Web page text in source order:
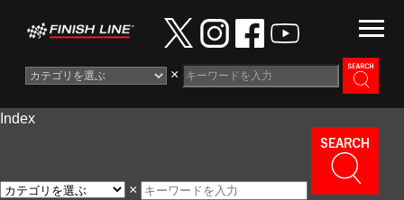
×
Information
Index
×